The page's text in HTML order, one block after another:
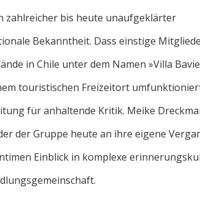
zahlreicher bis heute unaufgeklärter
Bekanntheit. Dass einstige
in Chile unter dem Namen »Villa
touristischen Freizeitort
für anhaltende Kritik. Meike
der Gruppe heute an ihre eigene
Einblick in komplexe